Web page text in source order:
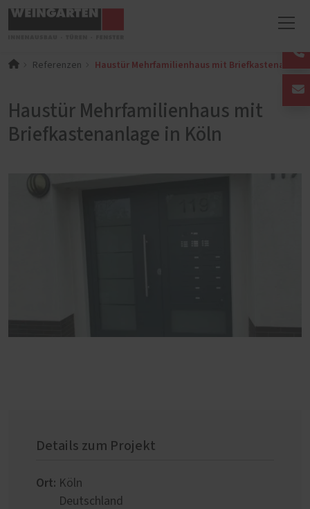
Referenzen Haustür Mehrfamilienhaus mit
Haustür Mehrfamilienhaus mit
Briefkastenanlage in Köln
Details zum Projekt
Ort: Köln
Deutschland